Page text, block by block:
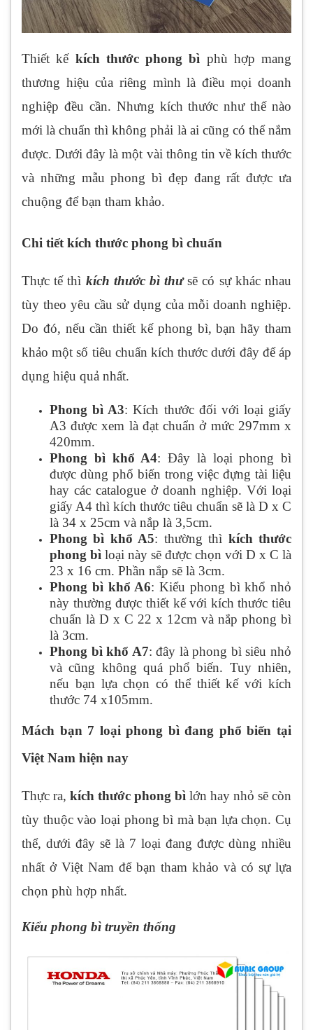
Thiết kế kích thước phong bì phù hợp mang
thương hiệu của riêng mình là điều mọi doanh
nghiệp đều cần. Nhưng kích thước như thế nào
mới là chuẩn thì không phải là ai cũng có thể nắm
được. Dưới đây là một vài thông tin về kích thước
và những mẫu phong bì đẹp đang rất được ưa
chuộng để bạn tham khảo.
Chi tiết kích thước phong bì chuẩn
Thực tế thì kích thước bì thưsẽ có sự khác nhau
tùy theo yêu cầu sử dụng của mỗi doanh nghiệp.
Do đó, nếu cần thiết kế phong bì, bạn hãy tham
khảo một số tiêu chuẩn kích thước dưới đây để áp
dụng hiệu quả nhất.
Phong bì A3: Kích thước đối với loại giấy
A3 được xem là đạt chuẩn ở mức 297mm x
420mm.
Phong bì khổ A4: Đây là loại phong bì
được dùng phổ biến trong việc đựng tài liệu
hay các catalogue ở doanh nghiệp. Với loại
giấy A4 thì kích thước tiêu chuẩn sẽ là D x C
là 34 x 25cm và nắp là 3,5cm.
Phong bì khổ A5: thường thì kích thước
phong bì loại này sẽ được chọn với D x C là
23 x 16 cm. Phần nắp sẽ là 3cm.
Phong bì khổ A6: Kiểu phong bì khổ nhỏ
này thường được thiết kế với kích thước tiêu
chuẩn là D x C 22 x 12cm và nắp phong bì
là 3cm.
Phong bì khổ A7: đây là phong bì siêu nhỏ
và cũng không quá phổ biến. Tuy nhiên,
nếu bạn lựa chọn có thể thiết kế với kích
thước 74 x105mm.
Mách bạn 7 loại phong bì đang phổ biến tại
Việt Nam hiện nay
Thực ra, kích thước phong bì lớn hay nhỏ sẽ còn
tùy thuộc vào loại phong bì mà bạn lựa chọn. Cụ
thể, dưới đây sẽ là 7 loại đang được dùng nhiều
nhất ở Việt Nam để bạn tham khảo và có sự lựa
chọn phù hợp nhất.
Kiểu phong bì truyền thống